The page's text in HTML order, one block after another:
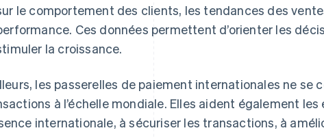
le comportement des clients, les tendances des
Ces données permettent d’orienter les
la croissance.
les passerelles de paiement internationales ne
à l’échelle mondiale. Elles aident également
internationale, à sécuriser les transactions, à